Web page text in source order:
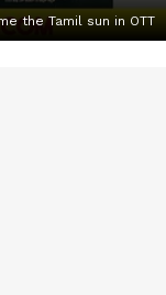
the Tamil sun in OTT